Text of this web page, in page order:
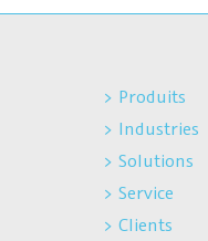
> Produits
> Industries
> Solutions
> Service
> Clients